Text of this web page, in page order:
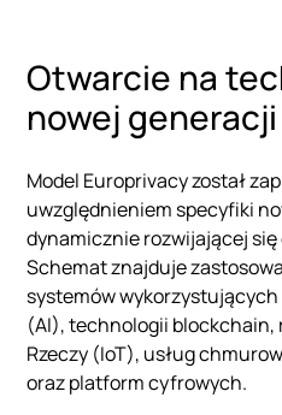
Otwarcie na
nowej generacji
Model Europrivacy został
uwzględnieniem specyfiki
dynamicznie rozwijającej
Schemat znajduje
systemów
(AI), technologii
Rzeczy (IoT), usług
oraz platform cyfrowych.